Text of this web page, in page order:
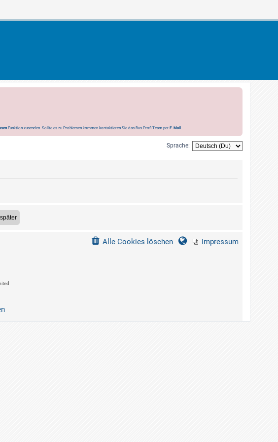
Funktion zusenden. Sollte es zu Problemen kommen kontaktieren Sie das Bus-Profi Team per E-Mail.
Sprache:
Impressum
Alle Cookies löschen